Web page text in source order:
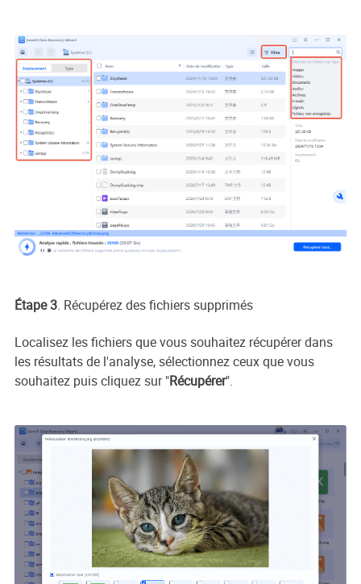
Étape 3. Récupérez des fichiers supprimés
Localisez les fichiers que vous souhaitez récupérer dans
les résultats de l'analyse, sélectionnez ceux que vous
souhaitez puis cliquez sur "Récupérer".